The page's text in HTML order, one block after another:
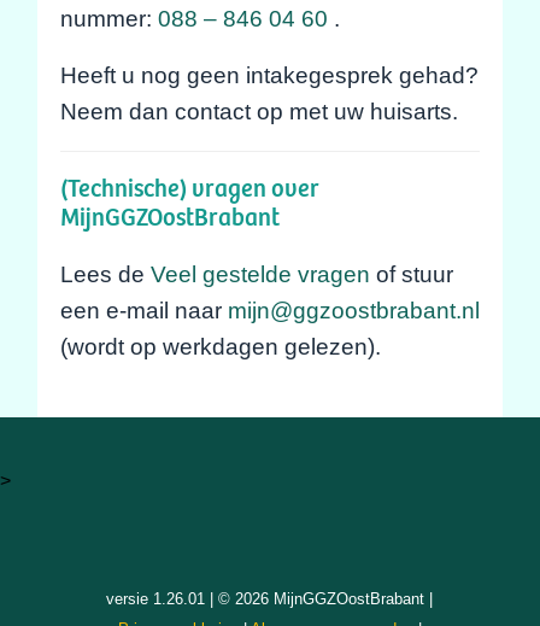
nummer: 088 – 846 04 60 .
Heeft u nog geen intakegesprek gehad?
Neem dan contact op met uw huisarts.
(Technische) vragen over
MijnGGZOostBrabant
Lees de Veel gestelde vragen of stuur
een e-mail naar mijn@ggzoostbrabant.nl
(wordt op werkdagen gelezen).
>
versie 1.26.01 | © 2026 MijnGGZOostBrabant |